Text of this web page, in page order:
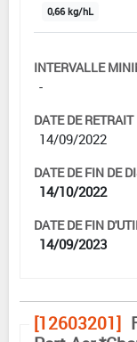
0,66 kg/hL
INTERVALLE
-
DATE DE RETRAIT
14/09/2022
DATE DE FIN DE
14/10/2022
DATE DE FIN
14/09/2023
[12603201]